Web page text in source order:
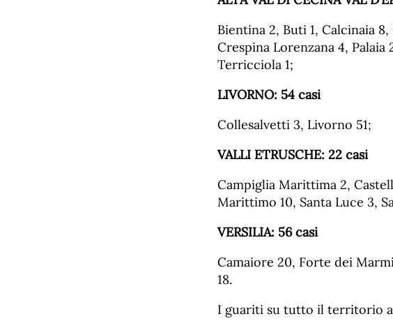
Bientina 2, Buti 1, Calcinaia
Crespina Lorenzana 4, Palaia
Terricciola 1;
LIVORNO: 54 casi
Collesalvetti 3, Livorno 51;
VALLI ETRUSCHE: 22 casi
Campiglia Marittima 2,
Marittimo 10, Santa Luce 3,
VERSILIA: 56 casi
Camaiore 20, Forte dei
18.
I guariti su tutto il territorio